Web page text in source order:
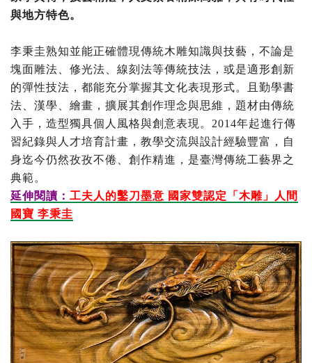
與地方特色。
李秉圭熟知並能正確體現傳統木雕知識與技藝，不論是
塊面雕法、修光法、線刻法等傳統技法，或是適形創新
的彈性技法，都能充分掌握其文化表現形式。且勤學書
法、漢學、繪畫，擴展其創作理念與思維，題材由傳統
入手，造型獨具個人風格與創意表現。2014年起進行傳
習紀錄與人才培育計畫，教學交流與設計經驗豐富，自
身迄今仍然孜孜不倦、創作精進，是臺灣傳統工藝界之
典範。
延伸閱讀： 工夫人的鑿刀墨意 國家雙認定「木雕」人間
國寶 李秉圭